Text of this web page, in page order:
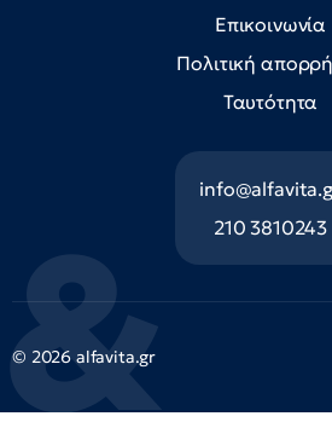
Επικοινωνία
Πολιτική
Ταυτότητα
210 3810243
© 2026 alfavita.gr